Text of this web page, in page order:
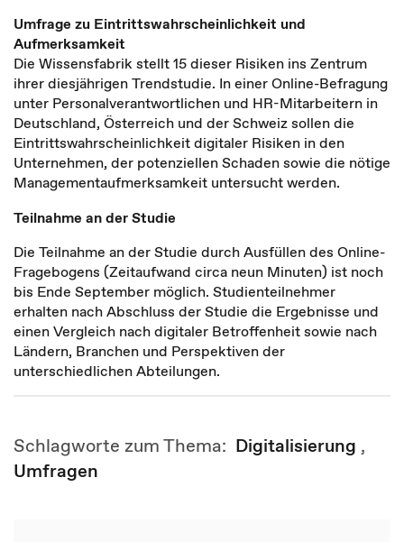
Umfrage zu Eintrittswahrscheinlichkeit und
Aufmerksamkeit
Die Wissensfabrik stellt 15 dieser Risiken ins Zentrum
ihrer diesjährigen Trendstudie. In einer Online-Befragung
unter Personalverantwortlichen und HR-Mitarbeitern in
Deutschland, Österreich und der Schweiz sollen die
Eintrittswahrscheinlichkeit digitaler Risiken in den
Unternehmen, der potenziellen Schaden sowie die nötige
Managementaufmerksamkeit untersucht werden.
Teilnahme an der Studie
Die Teilnahme an der Studie durch Ausfüllen des Online-
Fragebogens (Zeitaufwand circa neun Minuten) ist noch
bis Ende September möglich. Studienteilnehmer
erhalten nach Abschluss der Studie die Ergebnisse und
einen Vergleich nach digitaler Betroffenheit sowie nach
Ländern, Branchen und Perspektiven der
unterschiedlichen Abteilungen.
Schlagworte zum Thema: Digitalisierung ,
Umfragen